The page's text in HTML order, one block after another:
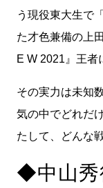
う現役東大生で
た才色兼備の上
E W 2021』王者
その実力は未知
気の中でどれだ
たして、どんな
◆中山秀